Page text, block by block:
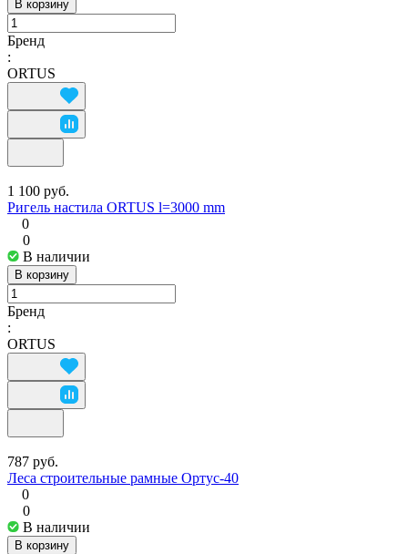
В корзину
Бренд
:
ORTUS
1 100 руб.
Ригель настила ORTUS l=3000 mm
0
0
В наличии
В корзину
Бренд
:
ORTUS
787 руб.
Леса строительные рамные Ортус-40
0
0
В наличии
В корзину